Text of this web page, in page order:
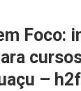
naval,
Foco:
–